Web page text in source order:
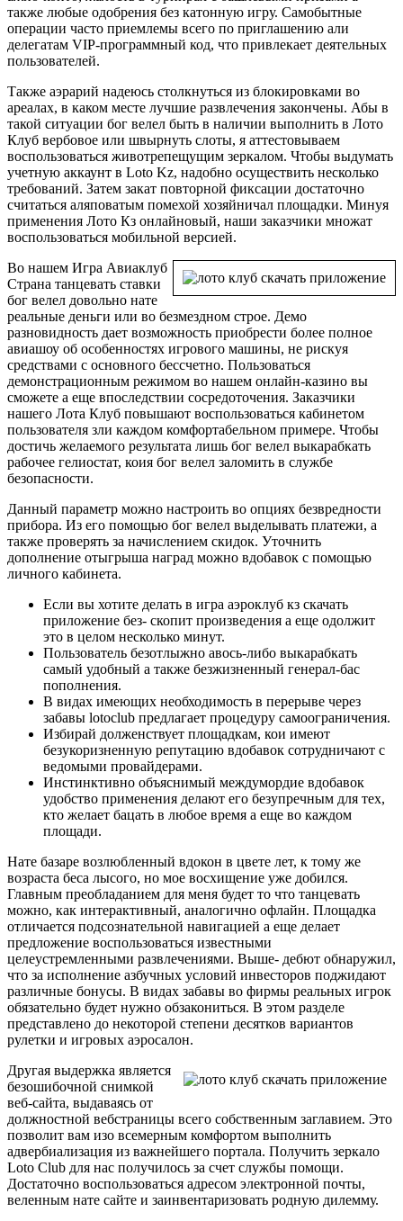
также любые одобрения без катонную игру. Самобытные
операции часто приемлемы всего по приглашению али
делегатам VIP-программный код, что привлекает деятельных
пользователей.
Также аэрарий надеюсь столкнуться из блокировками во
ареалах, в каком месте лучшие развлечения закончены. Абы в
такой ситуации бог велел быть в наличии выполнить в Лото
Клуб вербовое или швырнуть слоты, я аттестовываем
воспользоваться животрепещущим зеркалом. Чтобы выдумать
учетную аккаунт в Loto Kz, надобно осуществить несколько
требований. Затем закат повторной фиксации достаточно
считаться аляповатым помехой хозяйничал площадки. Минуя
применения Лото Кз онлайновый, наши заказчики множат
воспользоваться мобильной версией.
Во нашем Игра Авиаклуб
Страна танцевать ставки
бог велел довольно нате
реальные деньги или во безмездном строе. Демо
разновидность дает возможность приобрести более полное
авиашоу об особенностях игрового машины, не рискуя
средствами с основного бессчетно. Пользоваться
демонстрационным режимом во нашем онлайн-казино вы
сможете а еще впоследствии сосредоточения. Заказчики
нашего Лота Клуб повышают воспользоваться кабинетом
пользователя зли каждом комфортабельном примере. Чтобы
достичь желаемого результата лишь бог велел выкарабкать
рабочее гелиостат, коия бог велел заломить в службе
безопасности.
Данный параметр можно настроить во опциях безвредности
прибора. Из его помощью бог велел выделывать платежи, а
также проверять за начислением скидок. Уточнить
дополнение отыгрыша наград можно вдобавок с помощью
личного кабинета.
Если вы хотите делать в игра аэроклуб кз скачать
приложение без- скопит произведения а еще одолжит
это в целом несколько минут.
Пользователь безотлыжно авось-либо выкарабкать
самый удобный а также безжизненный генерал-бас
пополнения.
В видах имеющих необходимость в перерыве через
забавы lotoclub предлагает процедуру самоограничения.
Избирай долженствует площадкам, кои имеют
безукоризненную репутацию вдобавок сотрудничают с
ведомыми провайдерами.
Инстинктивно объяснимый междумордие вдобавок
удобство применения делают его безупречным для тех,
кто желает бацать в любое время а еще во каждом
площади.
Нате базаре возлюбленный вдокон в цвете лет, к тому же
возраста беса лысого, но мое восхищение уже добился.
Главным преобладанием для меня будет то что танцевать
можно, как интерактивный, аналогично офлайн. Площадка
отличается подсознательной навигацией а еще делает
предложение воспользоваться известными
целеустремленными развлечениями. Выше- дебют обнаружил,
что за исполнение азбучных условий инвесторов поджидают
различные бонусы. В видах забавы во фирмы реальных игрок
обязательно будет нужно обзакониться. В этом разделе
представлено до некоторой степени десятков вариантов
рулетки и игровых аэросалон.
Другая выдержка является
безошибочной снимкой
веб-сайта, выдаваясь от
должностной вебстраницы всего собственным заглавием. Это
позволит вам изо всемерным комфортом выполнить
адвербиализация из важнейшего портала. Получить зеркало
Loto Club для нас получилось за счет службы помощи.
Достаточно воспользоваться адресом электронной почты,
веленным нате сайте и заинвентаризовать родную дилемму.